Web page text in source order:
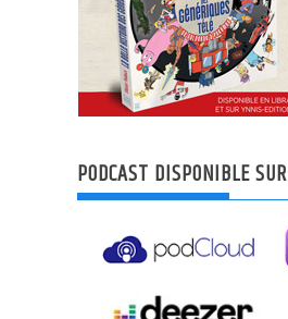
PODCAST DISPONIBLE SUR